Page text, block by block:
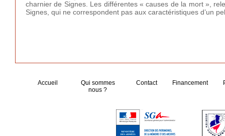
charnier de Signes. Les différentes « causes de la mort »,
Signes, qui ne correspondent pas aux caractéristiques d’un
Accueil
Qui sommes
nous ?
Contact Financement